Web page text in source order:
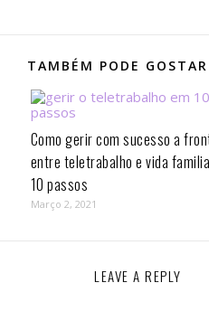
TAMBÉM PODE
Como gerir com sucesso a
entre teletrabalho e vida
10 passos⁣
Março 2, 2021
LEAVE A REPLY